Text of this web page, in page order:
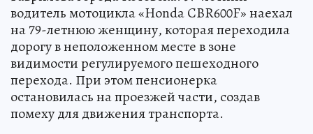
водитель мотоцикла «Honda CBR600F» наехал
на 79-летнюю женщину, которая переходила
дорогу в неположенном месте в зоне
видимости регулируемого пешеходного
перехода. При этом пенсионерка
остановилась на проезжей части, создав
помеху для движения транспорта.